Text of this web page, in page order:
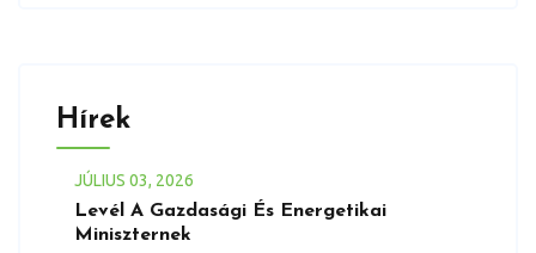
Hírek
JÚLIUS 03, 2026
Levél A Gazdasági És Energetikai
Miniszternek